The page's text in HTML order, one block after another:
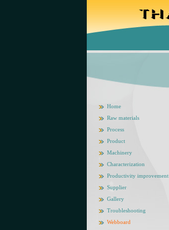
Home
Raw materials
Process
Product
Machinery
Characterization
Productivity improvement
Supplier
Gallery
Troubleshooting
Webboard